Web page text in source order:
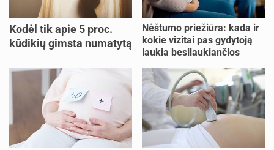
Kodėl tik apie 5 proc.
kūdikių gimsta numatytą
Nėštumo priežiūra: kada ir
kokie vizitai pas gydytoją
laukia besilaukiančios